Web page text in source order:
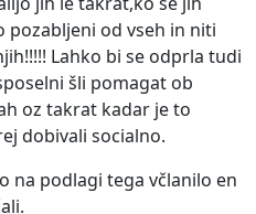
pozabljeni od vseh in niti
Lahko bi se odprla tudi
šli pomagat ob
oz takrat kadar je to
dobivali socialno.
na podlagi tega včlanilo en